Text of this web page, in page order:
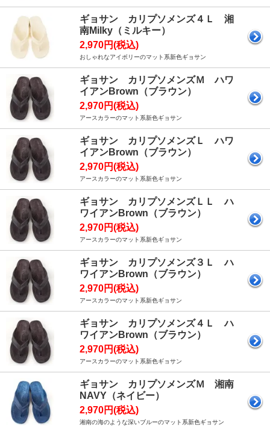
ギョサン カリプソメンズ４Ｌ 湘
南Milky（ミルキー）
2,970円(税込)
おしゃれなアイボリーのマット系新色ギョサン
ギョサン カリプソメンズＭ ハワ
イアンBrown（ブラウン）
2,970円(税込)
アースカラーのマット系新色ギョサン
ギョサン カリプソメンズＬ ハワ
イアンBrown（ブラウン）
2,970円(税込)
アースカラーのマット系新色ギョサン
ギョサン カリプソメンズＬＬ ハ
ワイアンBrown（ブラウン）
2,970円(税込)
アースカラーのマット系新色ギョサン
ギョサン カリプソメンズ３Ｌ ハ
ワイアンBrown（ブラウン）
2,970円(税込)
アースカラーのマット系新色ギョサン
ギョサン カリプソメンズ４Ｌ ハ
ワイアンBrown（ブラウン）
2,970円(税込)
アースカラーのマット系新色ギョサン
ギョサン カリプソメンズＭ 湘南
NAVY（ネイビー）
2,970円(税込)
湘南の海のような深いブルーのマット系新色ギョサン